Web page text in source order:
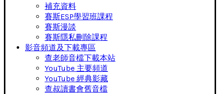
補充資料
賽斯ESP學習班課程
賽斯漫談
賽斯隱私刪除課程
影音頻道及下載專區
查老師音檔下載本站
YouTube 主要頻道
YouTube 經典影藏
查叔讀書會舊音檔